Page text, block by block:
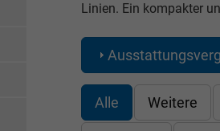
Linien. Ein kompakter
Alle Weitere